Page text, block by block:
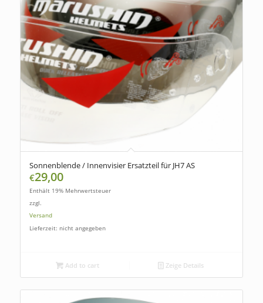
Sonnenblende / Innenvisier Ersatzteil für JH7 AS
€29,00
Enthält 19% Mehrwertsteuer
zzgl.
Versand
Lieferzeit: nicht angegeben
Add to cart Zeige Details